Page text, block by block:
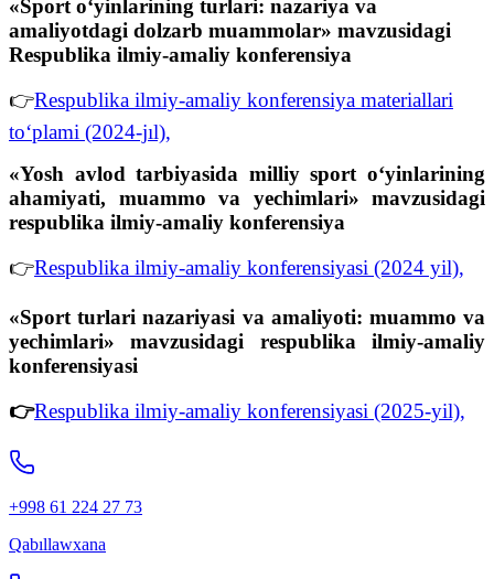
«Sport o‘yinlarining turlari: nazariya va
amaliyotdagi dolzarb muammolar» mavzusidagi
Respublika ilmiy-amaliy konferensiya
👉Respublika ilmiy-amaliy konferensiya materiallari
to‘plami (2024-jıl),
«Yosh avlod tarbiyasida milliy sport o‘yinlarining
ahamiyati, muammo va yechimlari» mavzusidagi
respublika ilmiy-amaliy konferensiya
👉Respublika ilmiy-amaliy konferensiyasi (2024 yil),
«Sport turlari nazariyasi va amaliyoti: muammo va
yechimlari» mavzusidagi respublika ilmiy-amaliy
konferensiyasi
👉Respublika ilmiy-amaliy konferensiyasi (2025-yil),
+998 61 224 27 73
Qabıllawxana